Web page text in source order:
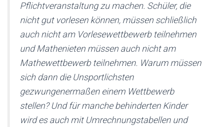
Pflichtveranstaltung zu machen. Schüler, die
nicht gut vorlesen können, müssen schließlich
auch nicht am Vorlesewettbewerb teilnehmen
und Mathenieten müssen auch nicht am
Mathewettbewerb teilnehmen. Warum müssen
sich dann die Unsportlichsten
gezwungenermaßen einem Wettbewerb
stellen? Und für manche behinderten Kinder
wird es auch mit Umrechnungstabellen und